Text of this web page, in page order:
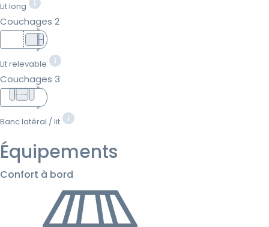
Lit long
Couchages 2
Lit relevable
Couchages 3
Banc latéral / lit
Équipements
Confort à bord